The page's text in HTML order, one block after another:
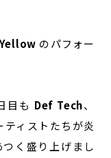
のパフォー
目も Def Tech、
ティストたちが炎
く盛り上げまし